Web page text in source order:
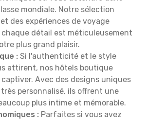
mondiale. Notre sélection
des expériences de voyage
chaque détail est méticuleusement
plus grand plaisir.
: Si l'authenticité et le style
attirent, nos hôtels boutique
Avec des designs uniques
personnalisé, ils offrent une
plus intime et mémorable.
: Parfaites si vous avez